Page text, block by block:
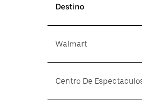
Destino
Walmart
Centro De